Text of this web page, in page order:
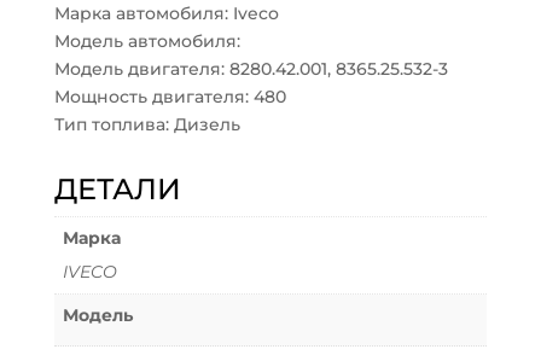
Марка автомобиля: Iveco
Модель автомобиля:
Модель двигателя: 8280.42.001, 8365.25.532-3
Мощность двигателя: 480
Тип топлива: Дизель
ДЕТАЛИ
Марка
IVECO
Модель